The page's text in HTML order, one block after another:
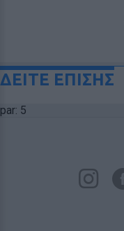
ΔΕΙΤΕ ΕΠΙΣΗΣ
par: 5